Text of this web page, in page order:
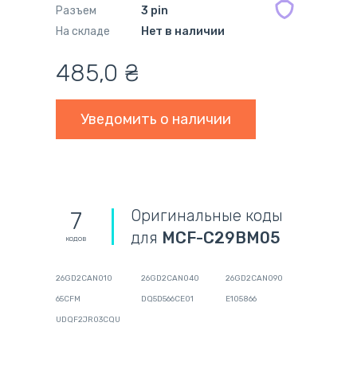
Разъем
3 pin
На складе
Нет в наличии
485,0 ₴
Уведомить о наличии
7
кодов
Оригинальные коды
для MCF-C29BM05
26GD2CAN010 26GD2CAN040 26GD2CAN090
65CFM DQ5D566CE01 E105866
UDQF2JR03CQU